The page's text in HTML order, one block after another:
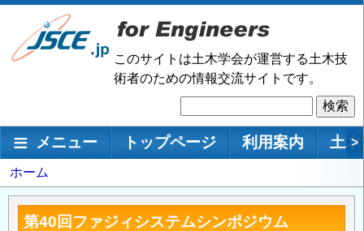
メ
ン
移
このサイトは土木学会が運営する土木技
術者のための情報交流サイトです。
索
メインナビゲーション
メニュー トップページ 利用案内 土 >
パ
ン
く
ホーム
第40回ファジィシステムシンポジウム